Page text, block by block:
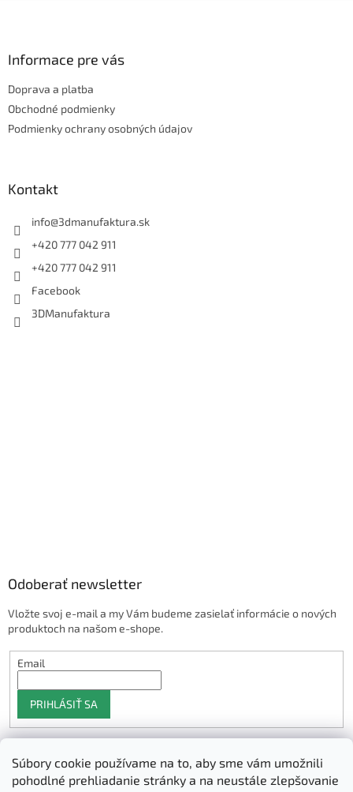
Súbory cookie používame na to, aby sme vám umožnili
pohodlné prehliadanie stránky a na neustále zlepšovanie
Informace pre vás
Doprava a platba
Obchodné podmienky
Podmienky ochrany osobných údajov
Kontakt
info@3dmanufaktura.sk
+420 777 042 911
+420 777 042 911
Facebook
3DManufaktura
Odoberať newsletter
Vložte svoj e-mail a my Vám budeme zasielať informácie o nových
produktoch na našom e-shope.
Email
PRIHLÁSIŤ SA
Shoptet.sk